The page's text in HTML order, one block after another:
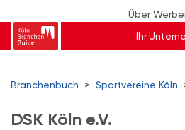
Über
Ihr
Branchenbuch > Sportvereine Köln
DSK Köln e.V.